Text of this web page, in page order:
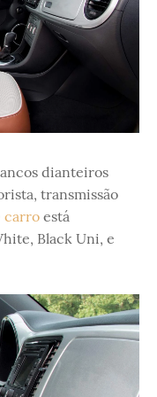
dianteiros
transmissão
carro está
Black Uni, e